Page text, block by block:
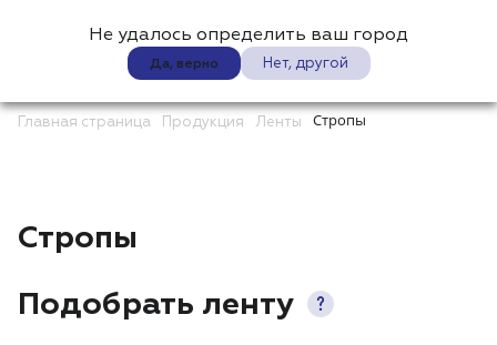
Не удалось определить ваш город
Да, верно Нет, другой
Главная страница Продукция Ленты Стропы
Стропы
Подобрать ленту